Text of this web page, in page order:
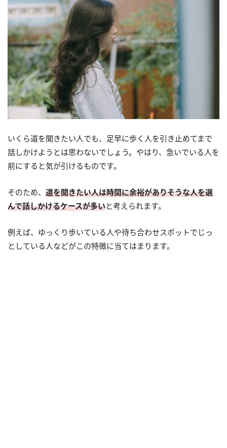
いくら道を聞きたい人でも、足早に歩く人を引き止めてまで
話しかけようとは思わないでしょう。やはり、急いでいる人を
前にすると気が引けるものです。
そのため、 道を聞きたい人は時間に余裕がありそうな人を選
んで話しかけるケースが多いと考えられます。
例えば、ゆっくり歩いている人や待ち合わせスポットでじっ
としている人などがこの特徴に当てはまります。